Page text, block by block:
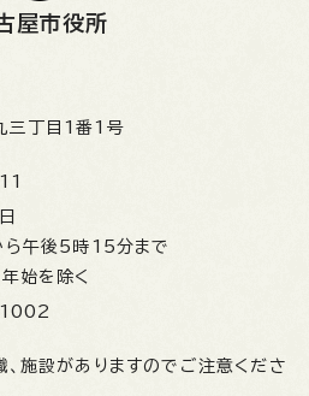
屋市役所
三丁目1番1号
日
午後5時15分まで
始を除く
施設がありますのでご注意くださ